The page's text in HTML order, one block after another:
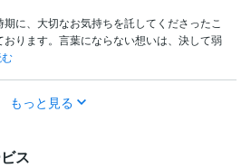
に、大切なお気持ちを託してくださったこ
おります。言葉にならない想いは、決して弱
もっと見る
ス